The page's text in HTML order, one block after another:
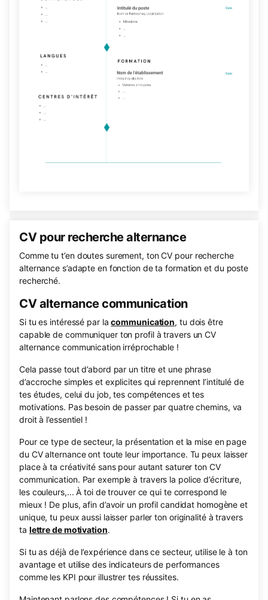
CV pour recherche alternance
Comme tu t’en doutes surement, ton CV pour recherche
alternance s’adapte en fonction de ta formation et du poste
recherché.
CV alternance communication
Si tu es intéressé par lacommunication, tu dois être
capable de communiquer ton profil à travers un CV
alternance communication irréprochable !
Cela passe tout d’abord par un titre et une phrase
d’accroche simples et explicites qui reprennent l’intitulé de
tes études, celui du job, tes compétences et tes
motivations. Pas besoin de passer par quatre chemins, va
droit à l’essentiel !
Pour ce type de secteur, la présentation et la mise en page
du CV alternance ont toute leur importance. Tu peux laisser
place à ta créativité sans pour autant saturer ton CV
communication. Par exemple à travers la police d’écriture,
les couleurs,... À toi de trouver ce qui te correspond le
mieux ! De plus, afin d’avoir un profil candidat homogène et
unique, tu peux aussi laisser parler ton originalité à travers
ta lettre de motivation.
Si tu as déjà de l’expérience dans ce secteur, utilise le à ton
avantage et utilise des indicateurs de performances
comme les KPI pour illustrer tes réussites.